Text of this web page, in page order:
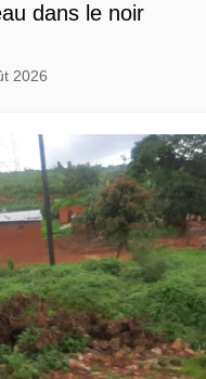
dans le noir
2026